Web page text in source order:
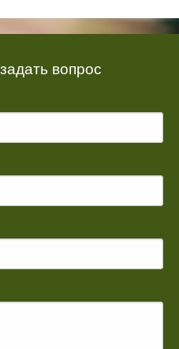
вопрос